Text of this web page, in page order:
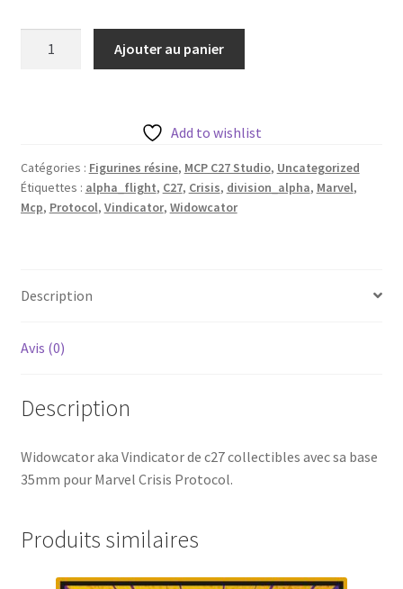
c27
collectibles
avec
35mm
Ajouter au panier
Add to wishlist
Catégories : Figurines résine, MCP C27 Studio, Uncategorized
Étiquettes : alpha_flight, C27, Crisis, division_alpha, Marvel,
Mcp, Protocol, Vindicator, Widowcator
Description
Avis (0)
Description
Widowcator aka Vindicator de c27 collectibles avec sa base
35mm pour Marvel Crisis Protocol.
Produits similaires